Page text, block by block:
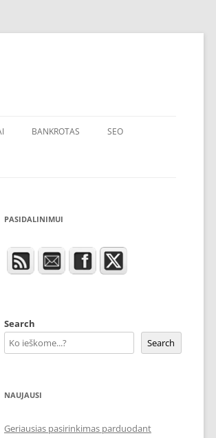
BANKROTAS SEO
PASIDALINIMUI
Search
Search
NAUJAUSI
Geriausias pasirinkimas parduodant